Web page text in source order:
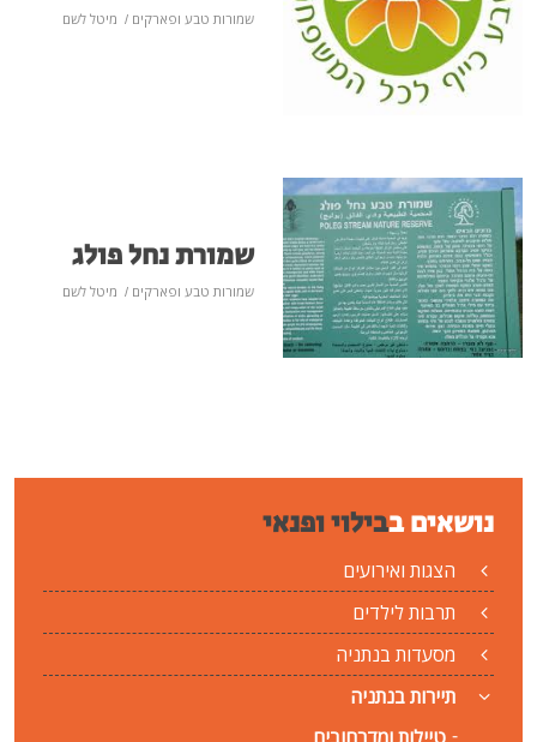
שמורות טבע ופארקים / מיטל לשם
שמורת נחל פולג
שמורות טבע ופארקים / מיטל לשם
נושאים בבילוי ופנאי
הצגות ואירועים
תרבות לילדים
מסעדות בנתניה
תיירות בנתניה
טיילות ומדרחובים